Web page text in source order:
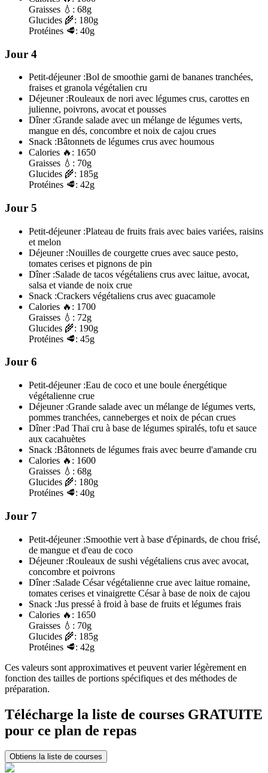
Graisses 💧: 68g
Glucides 🌾: 180g
Protéines 🥩: 40g
Jour 4
Petit-déjeuner :Bol de smoothie garni de bananes tranchées,
fraises et granola végétalien cru
Déjeuner :Rouleaux de nori avec légumes crus, carottes en
julienne, poivrons, avocat et pousses
Dîner :Grande salade avec un mélange de légumes verts,
mangue en dés, concombre et noix de cajou crues
Snack :Bâtonnets de légumes crus avec houmous
Calories 🔥: 1650
Graisses 💧: 70g
Glucides 🌾: 185g
Protéines 🥩: 42g
Jour 5
Petit-déjeuner :Plateau de fruits frais avec baies variées, raisins
et melon
Déjeuner :Nouilles de courgette crues avec sauce pesto,
tomates cerises et pignons de pin
Dîner :Salade de tacos végétaliens crus avec laitue, avocat,
salsa et viande de noix crue
Snack :Crackers végétaliens crus avec guacamole
Calories 🔥: 1700
Graisses 💧: 72g
Glucides 🌾: 190g
Protéines 🥩: 45g
Jour 6
Petit-déjeuner :Eau de coco et une boule énergétique
végétalienne crue
Déjeuner :Grande salade avec un mélange de légumes verts,
pommes tranchées, canneberges et noix de pécan crues
Dîner :Pad Thaï cru à base de légumes spiralés, tofu et sauce
aux cacahuètes
Snack :Bâtonnets de légumes frais avec beurre d'amande cru
Calories 🔥: 1600
Graisses 💧: 68g
Glucides 🌾: 180g
Protéines 🥩: 40g
Jour 7
Petit-déjeuner :Smoothie vert à base d'épinards, de chou frisé,
de mangue et d'eau de coco
Déjeuner :Rouleaux de sushi végétaliens crus avec avocat,
concombre et poivrons
Dîner :Salade César végétalienne crue avec laitue romaine,
tomates cerises et vinaigrette César à base de noix de cajou
Snack :Jus pressé à froid à base de fruits et légumes frais
Calories 🔥: 1650
Graisses 💧: 70g
Glucides 🌾: 185g
Protéines 🥩: 42g
Ces valeurs sont approximatives et peuvent varier légèrement en
fonction des tailles de portions spécifiques et des méthodes de
préparation.
Télécharge la liste de courses GRATUITE
pour ce plan de repas
Obtiens la liste de courses